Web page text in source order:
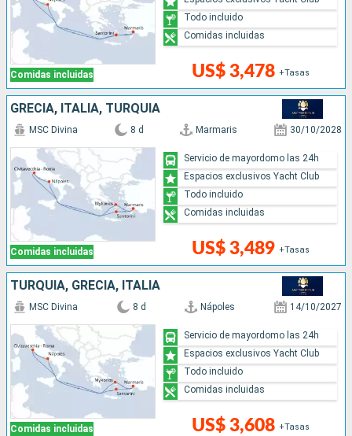
Comidas incluidas US$ 3,478 +Tasas
Todo incluido
Comidas incluidas
GRECIA, ITALIA, TURQUÍA
Comidas incluidas
MSC Divina 8 d Marmaris 30/10/2028
US$ 3,489 +Tasas
Servicio de mayordomo las 24h
Espacios exclusivos Yacht Club
Todo incluido
Comidas incluidas
TURQUÍA, GRECIA, ITALIA
Comidas incluidas
MSC Divina 8 d Nápoles 14/10/2027
US$ 3,608 +Tasas
Servicio de mayordomo las 24h
Espacios exclusivos Yacht Club
Todo incluido
Comidas incluidas